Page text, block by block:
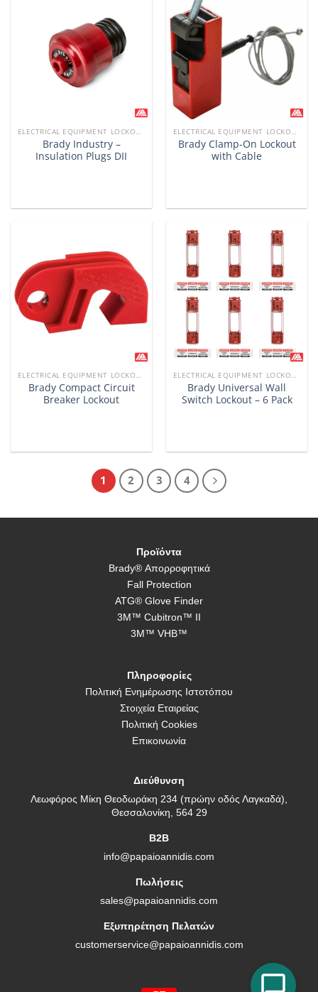
ELECTRICAL EQUIPMENT LOCKOUTS
Brady Industry –
Insulation Plugs DII
ELECTRICAL EQUIPMENT LOCKOUTS
Brady Clamp-On Lockout
with Cable
ELECTRICAL EQUIPMENT LOCKOUTS
Brady Compact Circuit
Breaker Lockout
ELECTRICAL EQUIPMENT LOCKOUTS
Brady Universal Wall
Switch Lockout – 6 Pack
1 2 3 4
Προϊόντα
Brady® Απορροφητικά
Fall Protection
ATG® Glove Finder
3M™ Cubitron™ II
3M™ VHB™
Πληροφορίες
Πολιτική Ενημέρωσης Ιστοτόπου
Στοιχεία Εταιρείας
Πολιτική Cookies
Επικοινωνία
Διεύθυνση
Λεωφόρος Μίκη Θεοδωράκη 234 (πρώην οδός Λαγκαδά),
Θεσσαλονίκη, 564 29
B2B
info@papaioannidis.com
Πωλήσεις
sales@papaioannidis.com
Εξυπηρέτηση Πελατών
customerservice@papaioannidis.com